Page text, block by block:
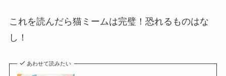
これを読んだら猫ミームは完璧！恐れるものはな
し！
あわせて読みたい